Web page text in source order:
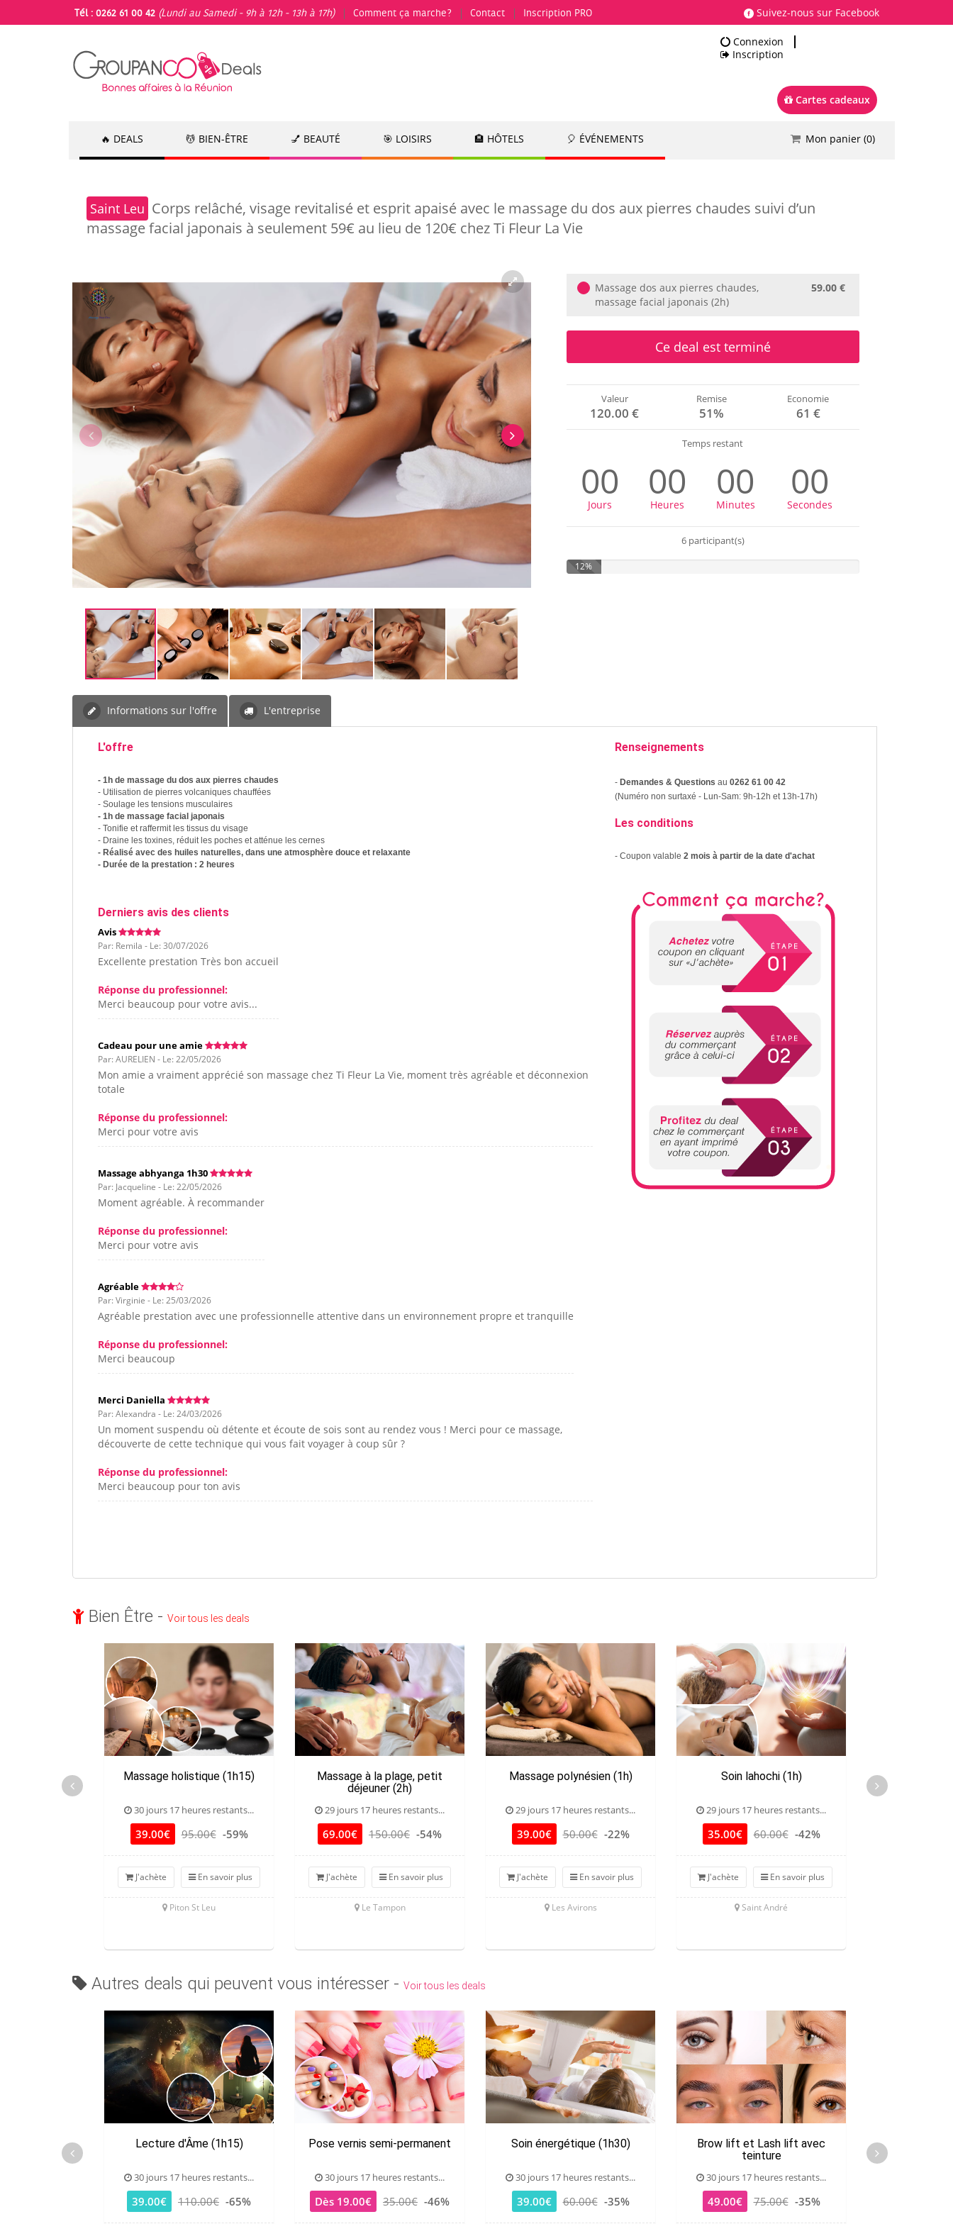
Suivez-nous sur Facebook
Tél : 0262 61 00 42 (Lundi au Samedi - 9h à 12h - 13h à 17h) Comment ça marche? Contact Inscription PRO
Connexion
Inscription
Cartes cadeaux
🔥 DEALS 💆 BIEN-ÊTRE 💅 BEAUTÉ 🎯 LOISIRS 🏨 HÔTELS 🎈 ÉVÉNEMENTS Mon panier (0)
Commander
Saint Leu Corps relâché, visage revitalisé et esprit apaisé avec le massage du dos aux pierres chaudes suivi d’un
massage facial japonais à seulement 59€ au lieu de 120€ chez Ti Fleur La Vie
Massage dos aux pierres chaudes,
massage facial japonais (2h)
59.00 €
Ce deal est terminé
Valeur
120.00 €
Remise
51%
Economie
61 €
Temps restant
00
Jours
00
Heures
00
Minutes
00
Secondes
6 participant(s)
12%
Informations sur l'offre L'entreprise
L'offre
- 1h de massage du dos aux pierres chaudes
- Utilisation de pierres volcaniques chauffées
- Soulage les tensions musculaires
- 1h de massage facial japonais
- Tonifie et raffermit les tissus du visage
- Draine les toxines, réduit les poches et atténue les cernes
- Réalisé avec des huiles naturelles, dans une atmosphère douce et relaxante
- Durée de la prestation : 2 heures
Derniers avis des clients
Avis
Par: Remila - Le: 30/07/2026
Excellente prestation Très bon accueil
Réponse du professionnel:
Merci beaucoup pour votre avis...
Cadeau pour une amie
Par: AURELIEN - Le: 22/05/2026
Mon amie a vraiment apprécié son massage chez Ti Fleur La Vie, moment très agréable et déconnexion
totale
Réponse du professionnel:
Merci pour votre avis
Massage abhyanga 1h30
Par: Jacqueline - Le: 22/05/2026
Moment agréable. À recommander
Réponse du professionnel:
Merci pour votre avis
Agréable
Par: Virginie - Le: 25/03/2026
Agréable prestation avec une professionnelle attentive dans un environnement propre et tranquille
Réponse du professionnel:
Merci beaucoup
Merci Daniella
Par: Alexandra - Le: 24/03/2026
Un moment suspendu où détente et écoute de sois sont au rendez vous ! Merci pour ce massage,
découverte de cette technique qui vous fait voyager à coup sûr ?
Réponse du professionnel:
Merci beaucoup pour ton avis
Renseignements
-Demandes & Questions au 0262 61 00 42
(Numéro non surtaxé - Lun-Sam: 9h-12h et 13h-17h)
Les conditions
- Coupon valable 2 mois à partir de la date d'achat
Bien Être - Voir tous les deals
Massage holistique (1h15)
30 jours 17 heures restants...
39.00€ 95.00€ -59%
J'achète En savoir plus
Piton St Leu
Massage à la plage, petit
déjeuner (2h)
29 jours 17 heures restants...
69.00€ 150.00€ -54%
J'achète En savoir plus
Le Tampon
Massage polynésien (1h)
29 jours 17 heures restants...
39.00€ 50.00€ -22%
J'achète En savoir plus
Les Avirons
Soin lahochi (1h)
29 jours 17 heures restants...
35.00€ 60.00€ -42%
J'achète En savoir plus
Saint André
Autres deals qui peuvent vous intéresser - Voir tous les deals
Lecture d'Âme (1h15)
30 jours 17 heures restants...
39.00€ 110.00€ -65%
Pose vernis semi-permanent
30 jours 17 heures restants...
Dès 19.00€ 35.00€ -46%
Soin énergétique (1h30)
30 jours 17 heures restants...
39.00€ 60.00€ -35%
Brow lift et Lash lift avec
teinture
30 jours 17 heures restants...
49.00€ 75.00€ -35%
Séance